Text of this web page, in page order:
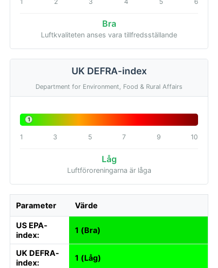
Bra
Luftkvaliteten anses vara tillfredsställande
UK DEFRA-index
Department for Environment, Food & Rural Affairs
1
1 3 5 7 9 10
Låg
Luftföroreningarna är låga
Parameter Värde
US EPA-
index:
1 (Bra)
UK DEFRA-
index:
1 (Låg)